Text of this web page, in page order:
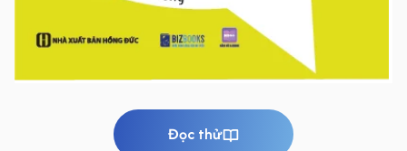
Đọc thử